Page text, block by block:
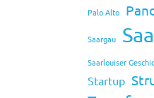
Palo Alto
Saargau
Saarlouiser
Startup